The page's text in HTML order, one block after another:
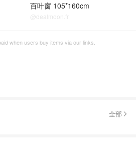
百叶窗 105*160cm
@dealmoon.fr
when users buy items via our links.
全部